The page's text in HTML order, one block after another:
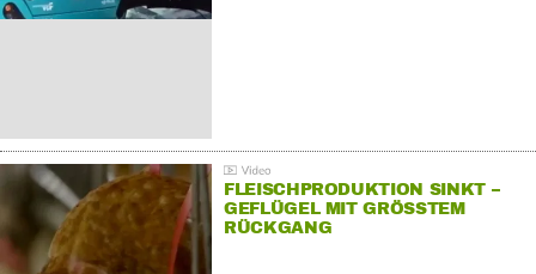
FLEISCHPRODUKTION SINKT –
GEFLÜGEL MIT GRÖSSTEM R
ÜCKGANG